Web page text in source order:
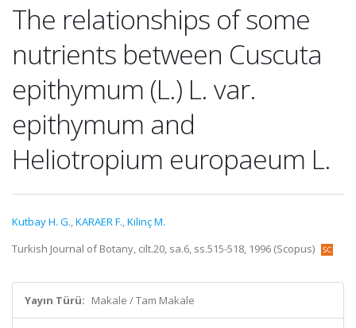
The relationships of some
nutrients between Cuscuta
epithymum (L.) L. var.
epithymum and
Heliotropium europaeum L.
Kutbay H. G.,KARAER F.,Kilinç M.
Turkish Journal of Botany, cilt.20, sa.6, ss.515-518, 1996 (Scopus)
Yayın Türü: Makale / Tam Makale